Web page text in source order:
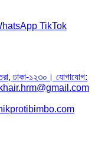
TikTok
ঢাকা-১২৩০। যোগাযোগ:
khair.hrm@gmail.com